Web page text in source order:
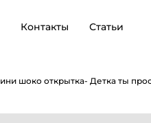
Контакты Статьи